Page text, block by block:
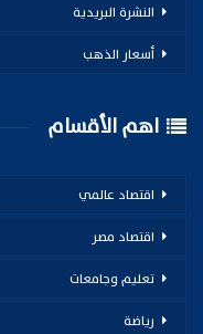
النشرة البريدية
أسعار الذهب
اهم الأقسام
اقتصاد عالمي
اقتصاد مصر
تعليم وجامعات
رياضة